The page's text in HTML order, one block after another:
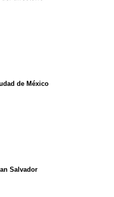
de México
Salvador